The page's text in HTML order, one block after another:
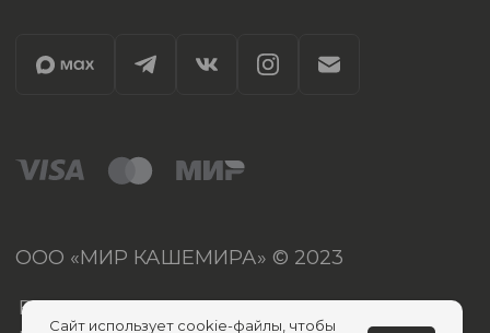
Сайт использует cookie-файлы, чтобы